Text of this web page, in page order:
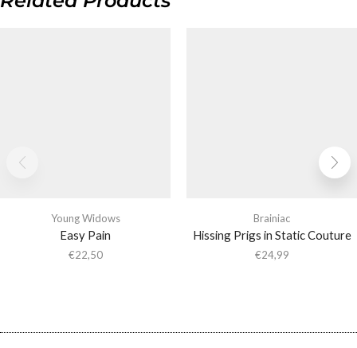
Young Widows
Easy Pain
€22,50
Brainiac
Hissing Prigs in Static Couture
€24,99